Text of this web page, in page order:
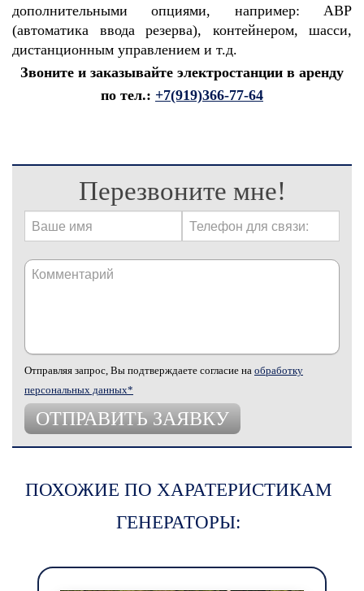
дополнительными опциями, например: АВР
(автоматика ввода резерва), контейнером, шасси,
дистанционным управлением и т.д.
Звоните и заказывайте электростанции в аренду
по тел.: +7(919)366-77-64
Перезвоните мне!
Отправляя запрос, Вы подтверждаете согласие на обработку
персональных данных*
ПОХОЖИЕ ПО ХАРАТЕРИСТИКАМ
ГЕНЕРАТОРЫ: